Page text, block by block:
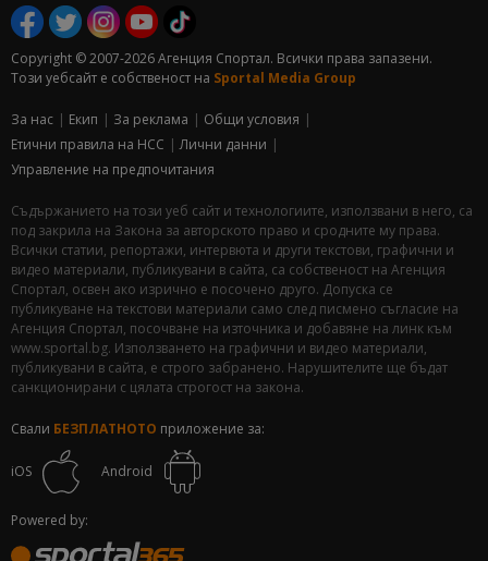
Copyright © 2007-2026 Агенция Спортал. Всички права запазени.
Този уебсайт е собственост на Sportal Media Group
За нас Екип За рекламa
Общи условия
Етични правила на НСС
Лични данни
Управление на предпочитания
Съдържанието на този уеб сайт и технологиите, използвани в него, са
под закрила на Закона за авторското право и сродните му права.
Всички статии, репортажи, интервюта и други текстови, графични и
видео материали, публикувани в сайта, са собственост на Агенция
Спортал, освен ако изрично е посочено друго. Допуска се
публикуване на текстови материали само след писмено съгласие на
Агенция Спортал, посочване на източника и добавяне на линк към
www.sportal.bg. Използването на графични и видео материали,
публикувани в сайта, е строго забранено. Нарушителите ще бъдат
санкционирани с цялата строгост на закона.
Свали БЕЗПЛАТНОТО приложение за:
iOS Android
Powered by: